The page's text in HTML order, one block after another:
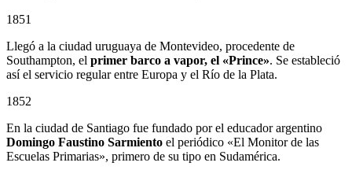
1851
Llegó a la ciudad uruguaya de Montevideo, procedente de
Southampton, el primer barco a vapor, el «Prince». Se estableció
así el servicio regular entre Europa y el Río de la Plata.
1852
En la ciudad de Santiago fue fundado por el educador argentino
Domingo Faustino Sarmiento el periódico «El Monitor de las
Escuelas Primarias», primero de su tipo en Sudamérica.